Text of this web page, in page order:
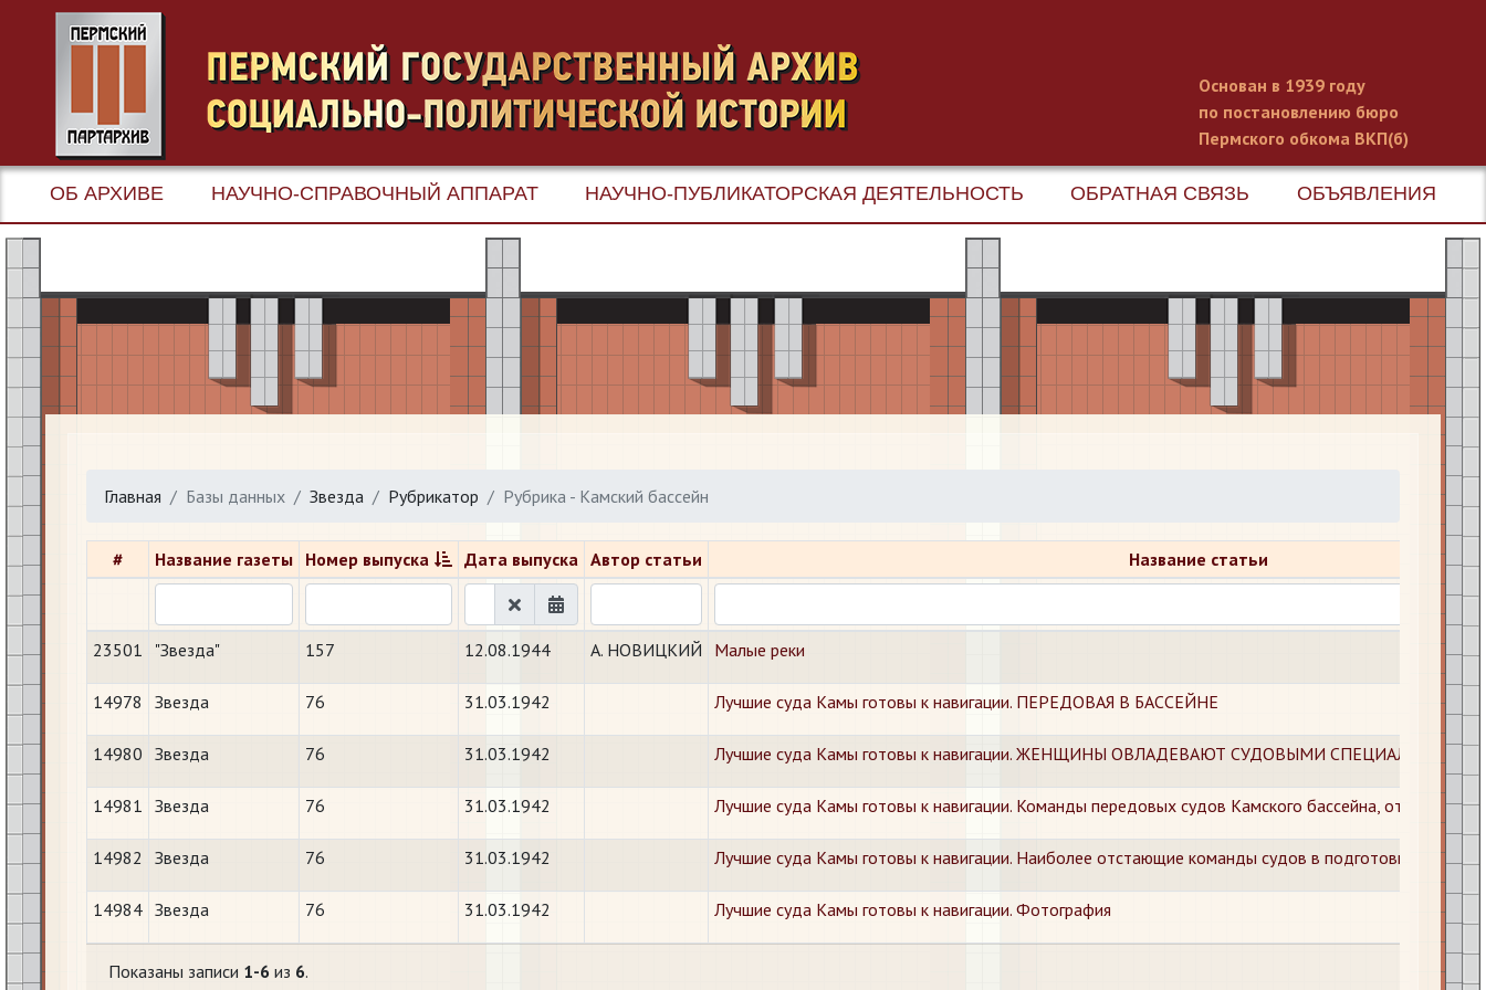
Основан в 1939 году
по постановлению бюро
Пермского обкома ВКП(б)
ОБ АРХИВЕ НАУЧНО-СПРАВОЧНЫЙ АППАРАТ НАУЧНО-ПУБЛИКАТОРСКАЯ ДЕЯТЕЛЬНОСТЬ ОБРАТНАЯ СВЯЗЬ ОБЪЯВЛЕНИЯ
Главная Базы данных Звезда Рубрикатор Рубрика - Камский бассейн
# Название газеты Номер выпуска Дата выпуска Автор статьи Название статьи
23501 "Звезда" 157 12.08.1944 А. НОВИЦКИЙ Малые реки
14978 Звезда 76 31.03.1942 Лучшие суда Камы готовы к навигации. ПЕРЕДОВАЯ В БАССЕЙНЕ
14980 Звезда 76 31.03.1942 Лучшие суда Камы готовы к навигации. ЖЕНЩИНЫ ОВЛАДЕВАЮТ СУДОВЫМИ
14981 Звезда 76 31.03.1942 Лучшие суда Камы готовы к навигации. Команды передовых судов Камского бассейна, отлично
14982 Звезда 76 31.03.1942 Лучшие суда Камы готовы к навигации. Наиболее отстающие команды судов в подготовке к
14984 Звезда 76 31.03.1942 Лучшие суда Камы готовы к навигации. Фотография
Показаны записи 1-6 из 6.